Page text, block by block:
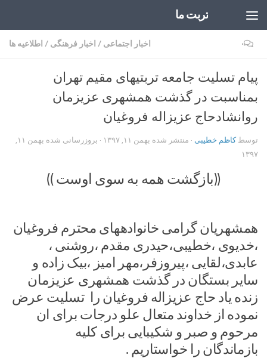
تربت ما
اخبار اجتماعی / اخبار فرهنگی / اطلاعیه ها ۰
پیام تسلیت جامعه تربتیهای مقیم تهران
بمناسبت در گذشت همشهری عزیزمان
روانشادحاج عزیزاله فروغیان
توسطکاظم خطیبی · منتشر شده بهمن ۱۱, ۱۳۹۷ · بروزرسانی شده
بهمن ۱۱,
۱۳۹۷
((بازگشت همه به سوی اوست ))
همشهریان گرامی خانوادههای محترم فروغیان
،خدیوی ،خطیبی،حیدری مقدم ،روشنی ،
عابدی،لقایی ،پیروزفر،مهر امیز ،بیک زاده و
سایر بستگان در گذشت همشهری عزیزمان
زنده یاد حاج عزیزاله فروغیان را تسلیت عرض
نموده از خداوند متعال علو درجات برای ان
مرحوم و صبر و شکیبایی برای کلیه
بازماندگان را خواستاریم .